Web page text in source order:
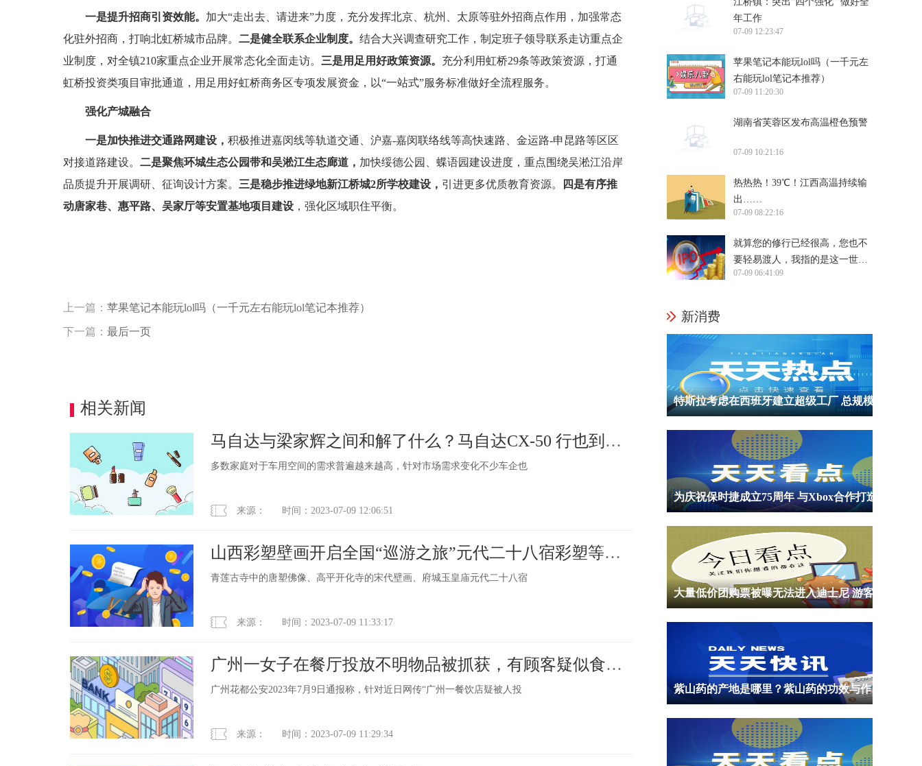
一是提升招商引资效能。 加大“走出去、请进来”力度，充分发挥北京、杭州、太原等驻外招商点作用，加强常态
化驻外招商，打响北虹桥城市品牌。 二是健全联系企业制度。 结合大兴调查研究工作，制定班子领导联系走访重点企
业制度，对全镇210家重点企业开展常态化全面走访。 三是用足用好政策资源。 充分利用虹桥29条等政策资源，打通
虹桥投资类项目审批通道，用足用好虹桥商务区专项发展资金，以“一站式”服务标准做好全流程服务。
强化产城融合
一是加快推进交通路网建设 ， 积极推进嘉闵线等轨道交通、沪嘉-嘉闵联络线等高快速路、金运路-申昆路等区区
对接道路建设。 二是聚焦环城生态公园带和吴淞江生态廊道 ， 加快绥德公园、蝶语园建设进度，重点围绕吴淞江沿岸
品质提升开展调研、征询设计方案。 三是稳步推进绿地新江桥城2所学校建设 ， 引进更多优质教育资源。
四是有序推
动唐家巷、惠平路、吴家厅等安置基地项目建设 ，强化区域职住平衡。
上一篇： 苹果笔记本能玩lol吗（一千元左右能玩lol笔记本推荐）
下一篇： 最后一页
相关新闻
马自达与梁家辉之间和解了什么？马自达CX-50 行也到底
行不行！
多数家庭对于车用空间的需求普遍越来越高，针对市场需求变化不少车企也
来源： 时间：2023-07-09 12:06:51
山西彩塑壁画开启全国“巡游之旅”元代二十八宿彩塑等珍
品“走出深闺”
青莲古寺中的唐塑佛像、高平开化寺的宋代壁画、府城玉皇庙元代二十八宿
来源： 时间：2023-07-09 11:33:17
广州一女子在餐厅投放不明物品被抓获，有顾客疑似食用
含洗涤剂食品后多次呕吐
广州花都公安2023年7月9日通报称，针对近日网传“广州一餐饮店疑被人投
来源： 时间：2023-07-09 11:29:34
年工作
07-09 12:23:47
苹果笔记本能玩lol吗（一千元左
右能玩lol笔记本推荐）
07-09 11:20:30
湖南省芙蓉区发布高温橙色预警
07-09 10:21:16
热热热！39℃！江西高温持续输
出……
07-09 08:22:16
就算您的修行已经很高，您也不
要轻易渡人，我指的是这一世所
有人
07-09 06:41:09
新消费
紫山药的产地是哪里？紫山药的功效与作用是什么？